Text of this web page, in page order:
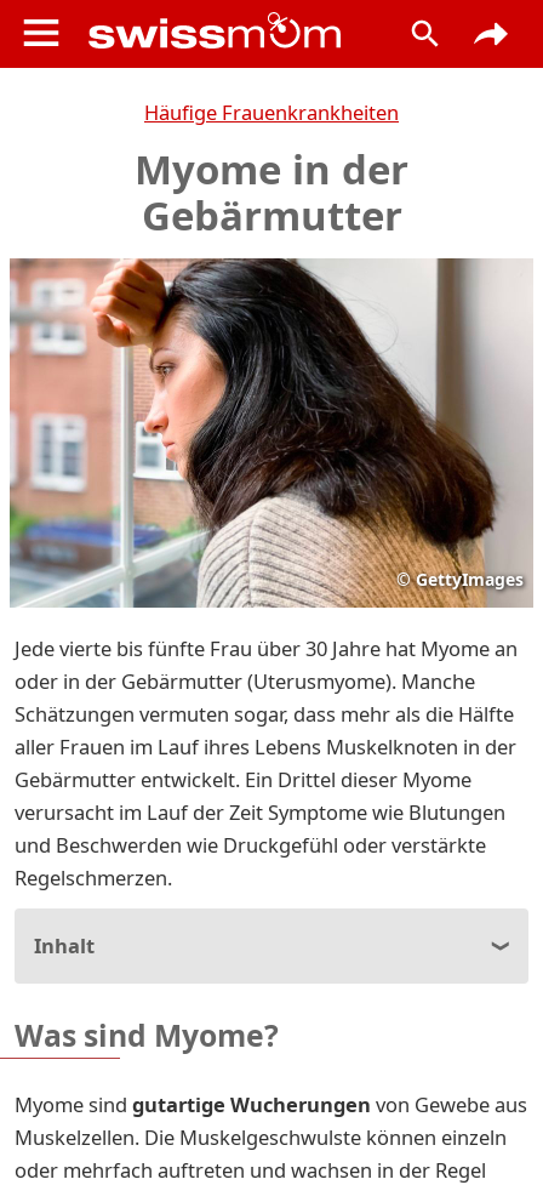
Häufige Frauenkrankheiten
Myome in der
Gebärmutter
© GettyImages
Jede vierte bis fünfte Frau über 30 Jahre hat Myome an
oder in der Gebärmutter (Uterusmyome). Manche
Schätzungen vermuten sogar, dass mehr als die Hälfte
aller Frauen im Lauf ihres Lebens Muskelknoten in der
Gebärmutter entwickelt. Ein Drittel dieser Myome
verursacht im Lauf der Zeit Symptome wie Blutungen
und Beschwerden wie Druckgefühl oder verstärkte
Regelschmerzen.
Inhalt
Was sind Myome?
Myome sind gutartige Wucherungen von Gewebe aus
Muskelzellen. Die Muskelgeschwulste können einzeln
oder mehrfach auftreten und wachsen in der Regel